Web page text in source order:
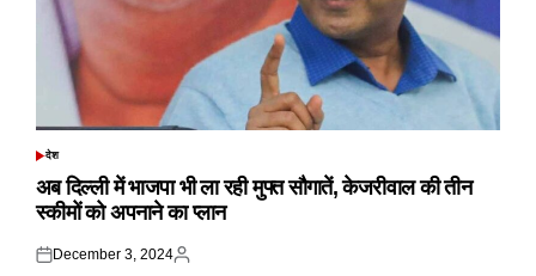
POSTED
देश
अब दिल्ली में भाजपा भी ला रही मुफ्त सौगातें, केजरीवाल की तीन
स्कीमों को अपनाने का प्लान
Posted
December 3, 2024
Posted